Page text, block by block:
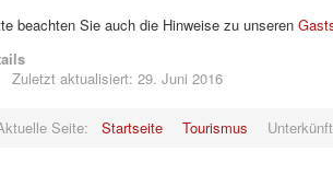
beachten Sie auch die Hinweise zu unseren
Zuletzt aktualisiert: 29. Juni 2016
Seite: Startseite Tourismus